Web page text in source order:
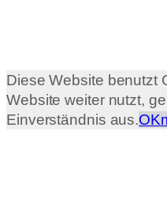
Diese Website benutzt
Website weiter nutzt,
Einverständnis aus.OK